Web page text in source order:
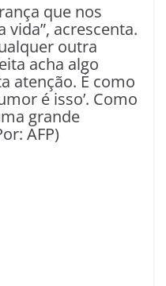
que nos
acrescenta.
outra
acha algo
atenção. É como
é isso’. Como
grande
AFP)